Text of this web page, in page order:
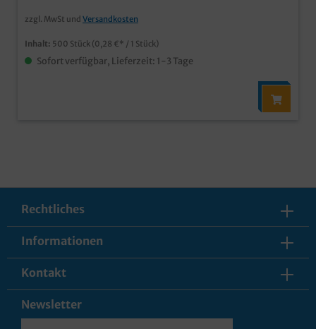
zzgl. MwSt und Versandkosten
Inhalt: 500 Stück (0,28 €* / 1 Stück)
Sofort verfügbar, Lieferzeit: 1-3 Tage
Rechtliches
Informationen
Kontakt
Newsletter